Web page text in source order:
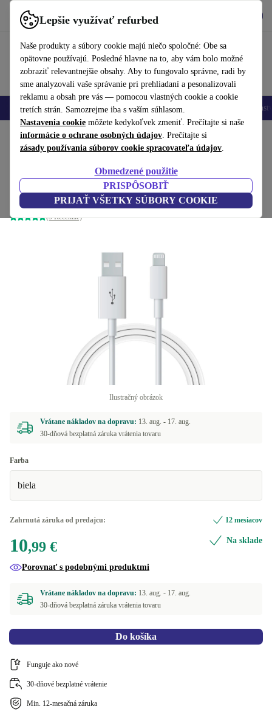
Lepšie využívať refurbed
Naše produkty a súbory cookie majú niečo spoločné: Obe sa
opätovne používajú. Posledné hlavne na to, aby vám bolo možné
zobraziť relevantnejšie obsahy. Aby to fungovalo správne, radi by
sme analyzovali vaše správanie pri prehliadaní a pesonalizovali
reklamu a obsah pre vás — pomocou vlastných cookie a cookie
tretích strán. Samozrejme iba s vaším súhlasom.
Nastavenia cookie môžete kedykoľvek zmeniť. Prečítajte si naše
informácie o ochrane osobných údajov. Prečítajte si
zásady používania súborov cookie spracovateľa údajov.
Obmedzené použitie
PRISPÔSOBIŤ
PRIJAŤ VŠETKY SÚBORY COOKIE
používať refurbed rýchlo a jednoducho
Mobilné telefóny Laptopy Tablety Inteligentné hodinky
Domov Produkty Príslušenstvo Nabíjačky a nabíjacie káble
Kábel (USB-A na Lightning) – 1
m
biela
(9 Recenzie)
10,99 €
Ilustračný obrázok
Vrátane nákladov na dopravu: 13. aug. - 17. aug.
30-dňová bezplatná záruka vrátenia tovaru
Farba
biela
Zahrnutá záruka od predajcu: 12 mesiacov
10,99 € Na sklade
Porovnať s podobnými produktmi
Vrátane nákladov na dopravu: 13. aug. - 17. aug.
30-dňová bezplatná záruka vrátenia tovaru
Do košíka
Funguje ako nové
30-dňové bezplatné vrátenie
Min. 12-mesačná záruka